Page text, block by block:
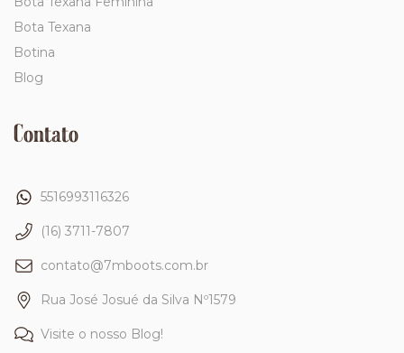
Bota Texana
Botina
Blog
Contato
5516993116326
(16) 3711-7807
contato@7mboots.com.br
Rua José Josué da Silva Nº1579
Visite o nosso Blog!